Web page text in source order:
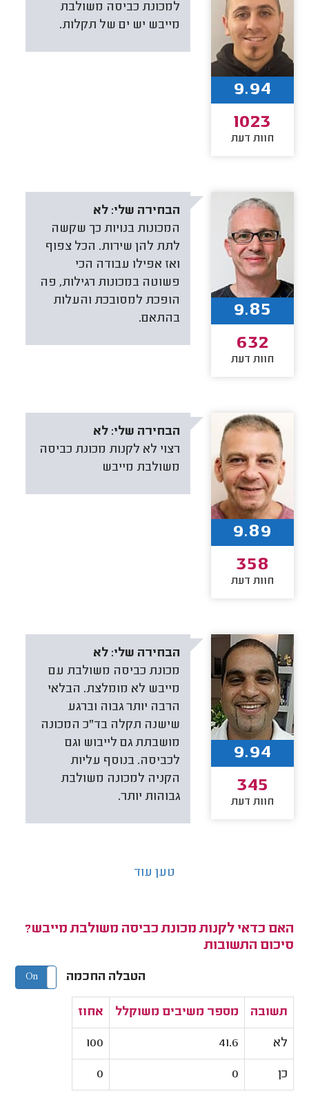
למכונת כביסה משולבת
מייבש יש ים של תקלות.
9.94
1023
חוות דעת
הבחירה שלי: לא
המכונות בנויות כך שקשה
לתת להן שירות. הכל צפוף
ואז אפילו עבודה הכי
פשוטה במכונות רגילות, פה
הופכת למסובכת והעלות
בהתאם.
9.85
632
חוות דעת
הבחירה שלי: לא
רצוי לא לקנות מכונת כביסה
משולבת מייבש
9.89
358
חוות דעת
הבחירה שלי: לא
מכונת כביסה משולבת עם
מייבש לא מומלצת. הבלאי
הרבה יותר גבוה וברגע
שישנה תקלה בד"כ המכונה
מושבתת גם לייבוש וגם
לכביסה. בנוסף עליות
הקניה למכונה משולבת
גבוהות יותר.
9.94
345
חוות דעת
טען עוד
האם כדאי לקנות מכונת כביסה משולבת מייבש?
סיכום התשובות
הטבלה החכמה On Off
תשובה מספר משיבים משוקלל אחוז
לא 41.6
100
כן 0
0